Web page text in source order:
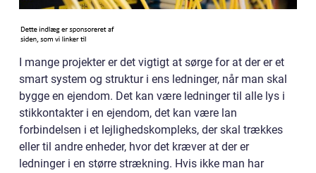
I mange projekter er det vigtigt at sørge for at der er et
smart system og struktur i ens ledninger, når man skal
bygge en ejendom. Det kan være ledninger til alle lys i
stikkontakter i en ejendom, det kan være lan
forbindelsen i et lejlighedskompleks, der skal trækkes
eller til andre enheder, hvor det kræver at der er
ledninger i en større strækning. Hvis ikke man har